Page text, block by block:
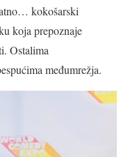
kokošarski
koja prepoznaje
Ostalima
međumrežja.